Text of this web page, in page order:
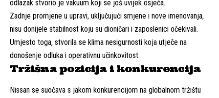
odlazak stvorio je vakuum koji se još uvijek osjeća.
Zadnje promjene u upravi, uključujući smjene i nove imenovanja,
nisu donijele stabilnost koju su dioničari i zaposlenici očekivali.
Umjesto toga, stvorila se klima nesigurnosti koja utječe na
donošenje odluka i operativnu učinkovitost.
Tržišna pozicija i konkurencija
Nissan se suočava s jakom konkurencijom na globalnom tržištu